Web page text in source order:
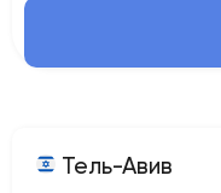
Тель-Авив